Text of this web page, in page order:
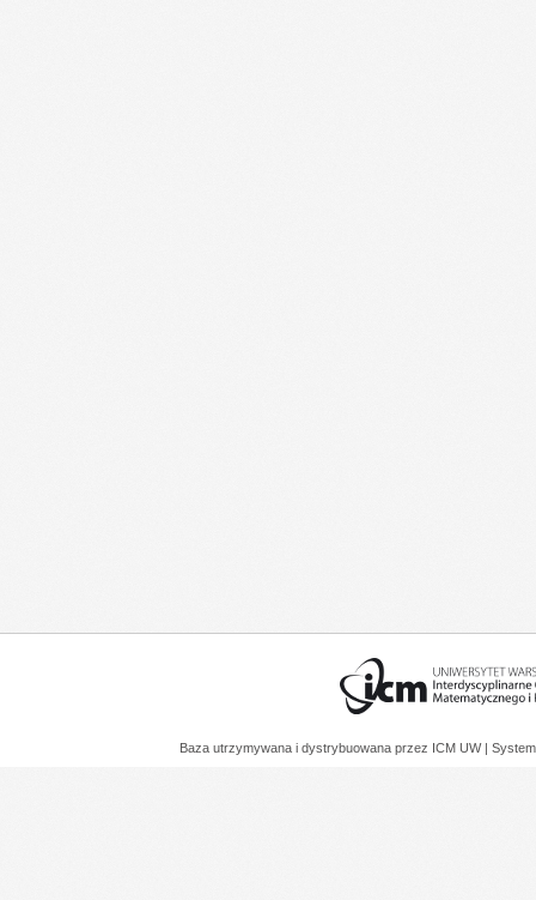
Baza utrzymywana i dystrybuowana przez ICM UW |